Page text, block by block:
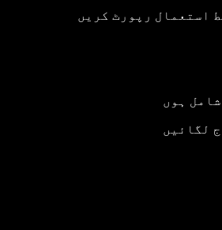
استعمال رپورٹ کریں
ہوں
لگائیں